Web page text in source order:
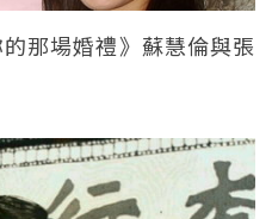
那場婚禮》蘇慧倫與張